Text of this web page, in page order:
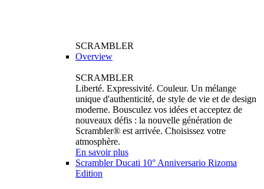
SCRAMBLER
Overview
SCRAMBLER
Liberté. Expressivité. Couleur. Un mélange
unique d'authenticité, de style de vie et de design
moderne. Bousculez vos idées et acceptez de
nouveaux défis : la nouvelle génération de
Scrambler® est arrivée. Choisissez votre
atmosphère.
En savoir plus
Scrambler Ducati 10° Anniversario Rizoma
Edition